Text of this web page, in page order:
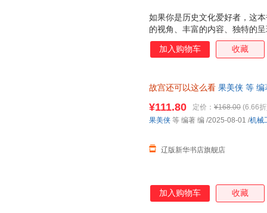
如果你是历史文化爱好者，这
的视角、丰富的内容、独特的
元的文化内涵。书中大量未公
通往故宫神秘世界的大门。 对
不用担心。这本书摒弃了传统
交流的趣事，都能让你看得津
外，对于收藏爱好者而言，故
加入购物车 收藏
故宫还可以这么看 果美侠 等 编
¥111.80 定价： ¥168.00 (6.66
辽版新华书店旗舰店
果美侠 等 编著 编 /2025-08-01 /机械
加入购物车 收藏